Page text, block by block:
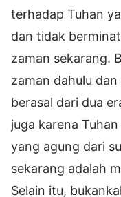
terhadap Tuhan
dan tidak
zaman sekarang.
zaman dahulu
berasal dari dua
juga karena
yang agung dari
sekarang adalah
Selain itu,